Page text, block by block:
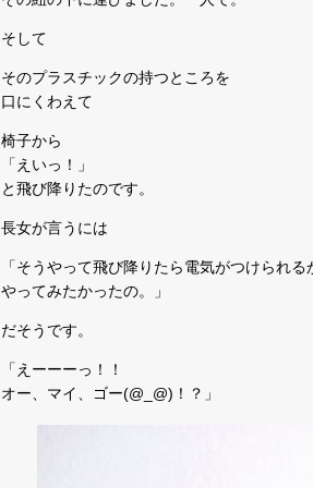
そして
そのプラスチックの持つところを
口にくわえて
椅子から
「えいっ！」
と飛び降りたのです。
長女が言うには
「そうやって飛び降りたら電気がつけられる
やってみたかったの。」
だそうです。
「えーーーっ！！
オー、マイ、ゴー(@_@)！？」